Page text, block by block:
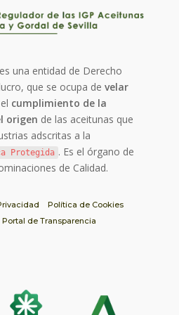
una entidad de Derecho
que se ocupa develar
cumplimiento de la
origen de las aceitunas que
adscritas a la
Protegida . Es el órgano de
de Calidad.
Política de Cookies
Portal de Transparencia